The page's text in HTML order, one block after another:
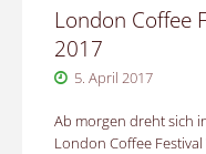
London Coffee
2017
5. April 2017
Ab morgen dreht sich
London Coffee